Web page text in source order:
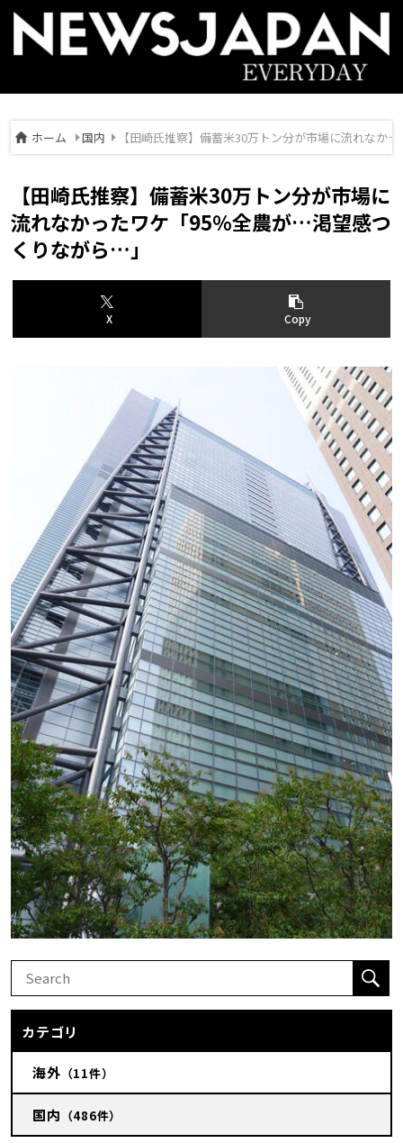
ホーム 国内 【田崎氏推察】備蓄米30万トン分が市場に流れな
【田崎氏推察】備蓄米30万トン分が市場に
流れなかったワケ「95％全農が…渇望感つ
くりながら…」
X Copy
カテゴリ
海外 （11件）
国内 （486件）